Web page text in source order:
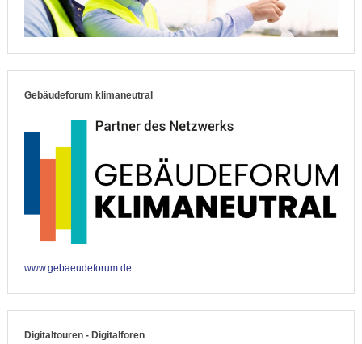
Gebäudeforum klimaneutral
www.gebaeudeforum.de
Digitaltouren - Digitalforen